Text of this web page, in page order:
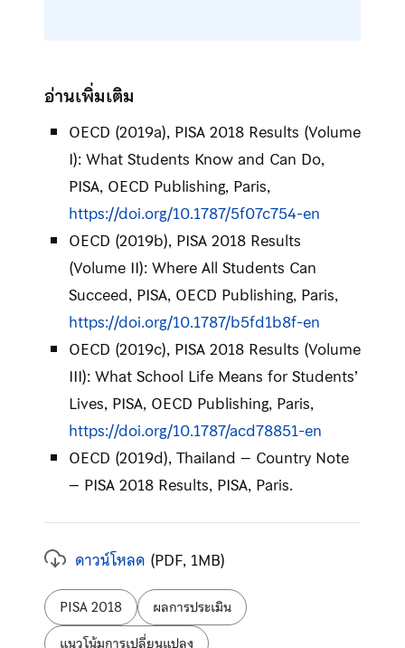
อ่านเพิ่มเติม
OECD (2019a), PISA 2018 Results (Volume
I): What Students Know and Can Do,
PISA, OECD Publishing, Paris,
https://doi.org/10.1787/5f07c754-en
OECD (2019b), PISA 2018 Results
(Volume II): Where All Students Can
Succeed, PISA, OECD Publishing, Paris,
https://doi.org/10.1787/b5fd1b8f-en
OECD (2019c), PISA 2018 Results (Volume
III): What School Life Means for Students’
Lives, PISA, OECD Publishing, Paris,
https://doi.org/10.1787/acd78851-en
OECD (2019d), Thailand – Country Note
– PISA 2018 Results, PISA, Paris.
ดาวน์โหลด (PDF, 1MB)
ป้ายกำกับ:
PISA 2018
ผลการประเมิน
แนวโน้มการเปลี่ยนแปลง